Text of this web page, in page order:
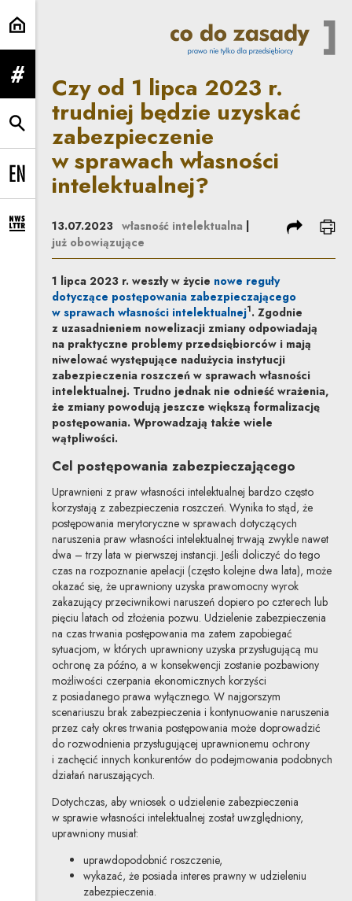
Czy od 1 lipca 2023 r. trudniej
rozwiń menu
rozwiń wyszukiwarkę
Change language to EN
rozwiń formularz zapisu na newsletter
Czy od 1 lipca 2023 r.
trudniej będzie uzyskać
zabezpieczenie
w sprawach własności
intelektualnej?
13.07.2023 własność intelektualna
już obowiązujące
podziel się
1 lipca 2023 r. weszły w życie nowe reguły
dotyczące postępowania zabezpieczającego
w sprawach własności intelektualnej1. Zgodnie
z uzasadnieniem nowelizacji zmiany odpowiadają
na praktyczne problemy przedsiębiorców i mają
niwelować występujące nadużycia instytucji
zabezpieczenia roszczeń w sprawach własności
intelektualnej. Trudno jednak nie odnieść wrażenia,
że zmiany powodują jeszcze większą formalizację
postępowania. Wprowadzają także wiele
wątpliwości.
Cel postępowania zabezpieczającego
Uprawnieni z praw własności intelektualnej bardzo często
korzystają z zabezpieczenia roszczeń. Wynika to stąd, że
postępowania merytoryczne w sprawach dotyczących
naruszenia praw własności intelektualnej trwają zwykle nawet
dwa – trzy lata w pierwszej instancji. Jeśli doliczyć do tego
czas na rozpoznanie apelacji (często kolejne dwa lata), może
okazać się, że uprawniony uzyska prawomocny wyrok
zakazujący przeciwnikowi naruszeń dopiero po czterech lub
pięciu latach od złożenia pozwu. Udzielenie zabezpieczenia
na czas trwania postępowania ma zatem zapobiegać
sytuacjom, w których uprawniony uzyska przysługującą mu
ochronę za późno, a w konsekwencji zostanie pozbawiony
możliwości czerpania ekonomicznych korzyści
z posiadanego prawa wyłącznego. W najgorszym
scenariuszu brak zabezpieczenia i kontynuowanie naruszenia
przez cały okres trwania postępowania może doprowadzić
do rozwodnienia przysługującej uprawnionemu ochrony
i zachęcić innych konkurentów do podejmowania podobnych
działań naruszających.
Dotychczas, aby wniosek o udzielenie zabezpieczenia
w sprawie własności intelektualnej został uwzględniony,
uprawniony musiał:
uprawdopodobnić roszczenie,
wykazać, że posiada interes prawny w udzieleniu
zabezpieczenia.